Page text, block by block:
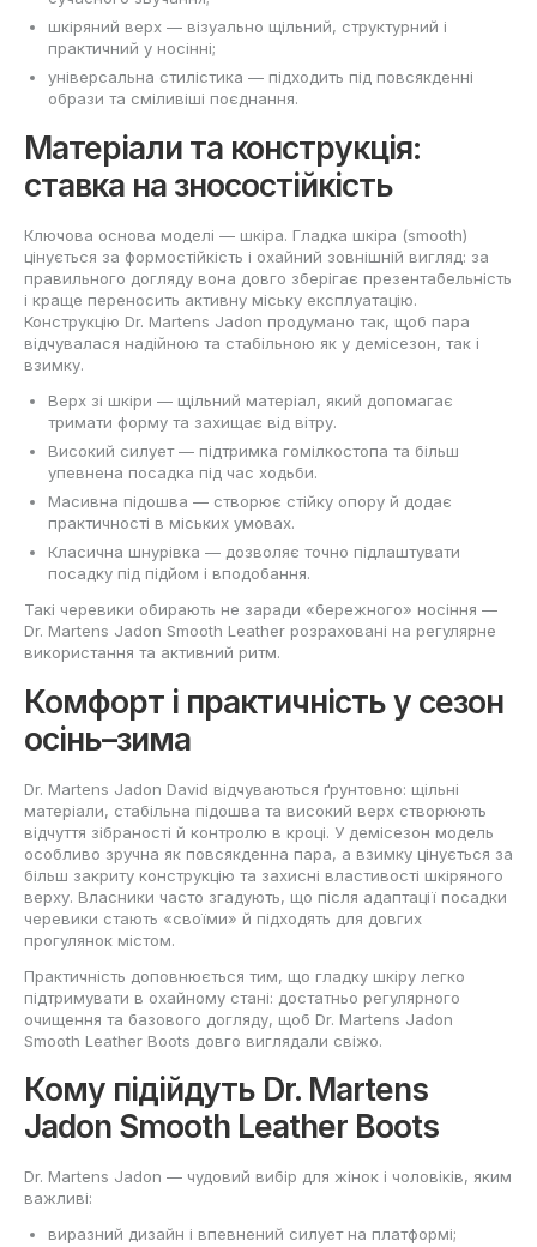
шкіряний верх — візуально щільний, структурний і
практичний у носінні;
універсальна стилістика — підходить під повсякденні
образи та сміливіші поєднання.
Матеріали та конструкція:
ставка на зносостійкість
Ключова основа моделі — шкіра. Гладка шкіра (smooth)
цінується за формостійкість і охайний зовнішній вигляд: за
правильного догляду вона довго зберігає презентабельність
і краще переносить активну міську експлуатацію.
Конструкцію Dr. Martens Jadon продумано так, щоб пара
відчувалася надійною та стабільною як у демісезон, так і
взимку.
Верх зі шкіри — щільний матеріал, який допомагає
тримати форму та захищає від вітру.
Високий силует — підтримка гомілкостопа та більш
упевнена посадка під час ходьби.
Масивна підошва — створює стійку опору й додає
практичності в міських умовах.
Класична шнурівка — дозволяє точно підлаштувати
посадку під підйом і вподобання.
Такі черевики обирають не заради «бережного» носіння —
Dr. Martens Jadon Smooth Leather розраховані на регулярне
використання та активний ритм.
Комфорт і практичність у сезон
осінь–зима
Dr. Martens Jadon David відчуваються ґрунтовно: щільні
матеріали, стабільна підошва та високий верх створюють
відчуття зібраності й контролю в кроці. У демісезон модель
особливо зручна як повсякденна пара, а взимку цінується за
більш закриту конструкцію та захисні властивості шкіряного
верху. Власники часто згадують, що після адаптації посадки
черевики стають «своїми» й підходять для довгих
прогулянок містом.
Практичність доповнюється тим, що гладку шкіру легко
підтримувати в охайному стані: достатньо регулярного
очищення та базового догляду, щоб Dr. Martens Jadon
Smooth Leather Boots довго виглядали свіжо.
Кому підійдуть Dr. Martens
Jadon Smooth Leather Boots
Dr. Martens Jadon — чудовий вибір для жінок і чоловіків, яким
важливі:
виразний дизайн і впевнений силует на платформі;